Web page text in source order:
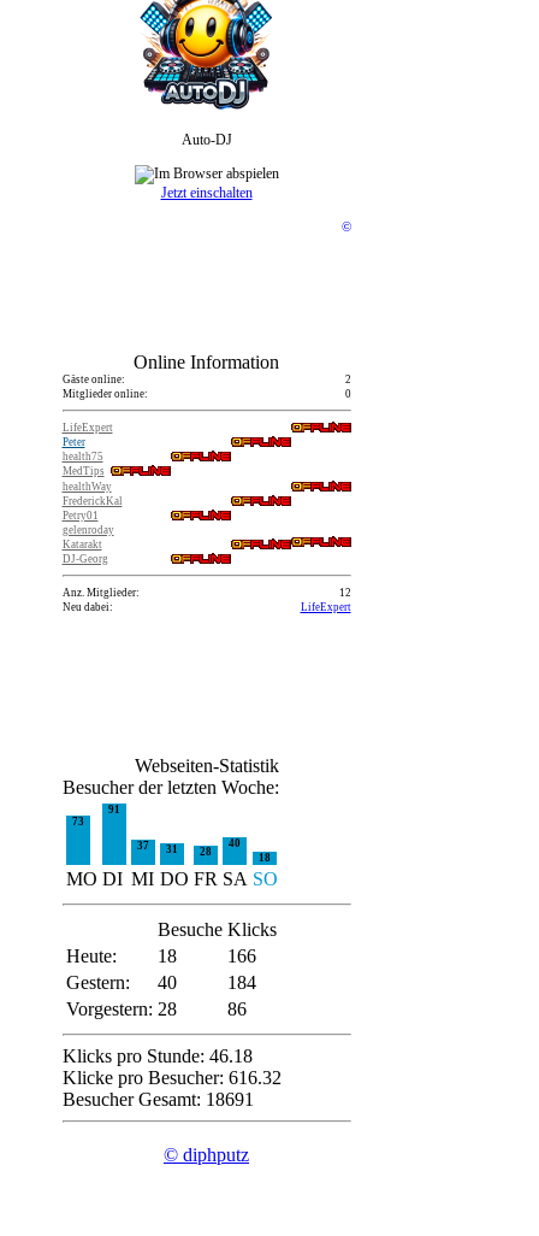
Auto-DJ
Jetzt einschalten
©
Online Information
Gäste online:
2
Mitglieder online:
0
LifeExpert
Peter
health75
MedTips
healthWay
FrederickKal
Petry01
gelenroday
Katarakt
DJ-Georg
Anz. Mitglieder:
12
Neu dabei:
LifeExpert
Webseiten-Statistik
Besucher der letzten Woche:
73
91
37 31 28
40
18
MO DI MI DO FR SA SO
Besuche Klicks
Heute:
18
166
Gestern:
40
184
Vorgestern: 28 86
Klicks pro Stunde: 46.18
Klicke pro Besucher: 616.32
Besucher Gesamt: 18691
© diphputz